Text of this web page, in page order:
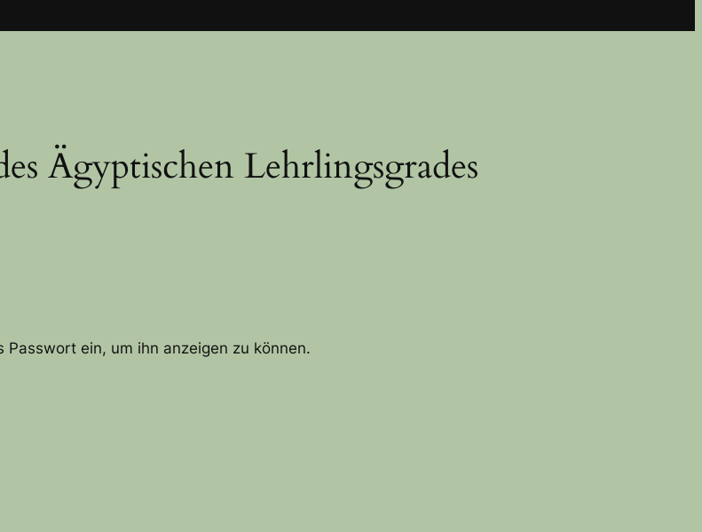
Ägyptischen Lehrlingsgrades
ein, um ihn anzeigen zu können.